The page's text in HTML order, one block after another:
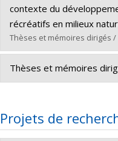
Cycle :Doctorat
Diplôme obtenu :Ph. D.
Lien vers le document
contexte du
récréatifs en milieux
Thèses et mémoires dirigés /
Diplômé(e) :Barabé,
Cycle :Doctorat
Lien vers le document
Thèses et mémoires
2013 - Malo, Juan X.;
Projets de